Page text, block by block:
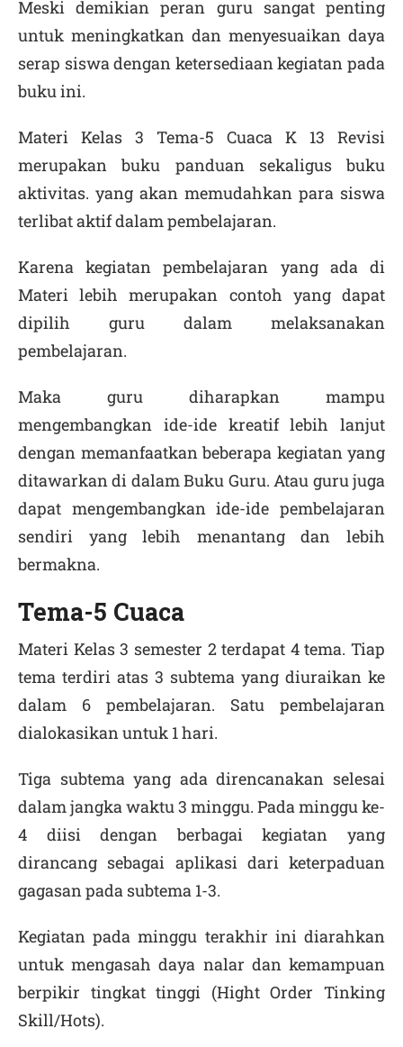
Meski demikian peran guru sangat penting
untuk meningkatkan dan menyesuaikan daya
serap siswa dengan ketersediaan kegiatan pada
buku ini.
Materi Kelas 3 Tema-5 Cuaca K 13 Revisi
merupakan buku panduan sekaligus buku
aktivitas. yang akan memudahkan para siswa
terlibat aktif dalam pembelajaran.
Karena kegiatan pembelajaran yang ada di
Materi lebih merupakan contoh yang dapat
dipilih guru dalam melaksanakan
pembelajaran.
Maka guru diharapkan mampu
mengembangkan ide-ide kreatif lebih lanjut
dengan memanfaatkan beberapa kegiatan yang
ditawarkan di dalam Buku Guru. Atau guru juga
dapat mengembangkan ide-ide pembelajaran
sendiri yang lebih menantang dan lebih
bermakna.
Tema-5 Cuaca
Materi Kelas 3 semester 2 terdapat 4 tema. Tiap
tema terdiri atas 3 subtema yang diuraikan ke
dalam 6 pembelajaran. Satu pembelajaran
dialokasikan untuk 1 hari.
Tiga subtema yang ada direncanakan selesai
dalam jangka waktu 3 minggu. Pada minggu ke-
4 diisi dengan berbagai kegiatan yang
dirancang sebagai aplikasi dari keterpaduan
gagasan pada subtema 1-3.
Kegiatan pada minggu terakhir ini diarahkan
untuk mengasah daya nalar dan kemampuan
berpikir tingkat tinggi (Hight Order Tinking
Skill/Hots).